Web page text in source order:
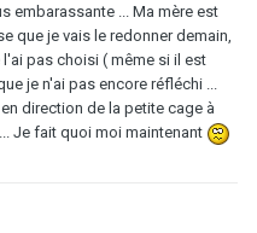
embarassante ... Ma mère est
que je vais le redonner demain,
pas choisi ( même si il est
je n'ai pas encore réfléchi ...
direction de la petite cage à
Je fait quoi moi maintenant